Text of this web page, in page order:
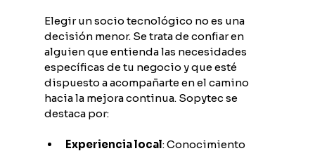
Elegir un socio tecnológico no es una
decisión menor. Se trata de confiar en
alguien que entienda las necesidades
específicas de tu negocio y que esté
dispuesto a acompañarte en el camino
hacia la mejora continua. Sopytec se
destaca por:
Experiencia local: Conocimiento